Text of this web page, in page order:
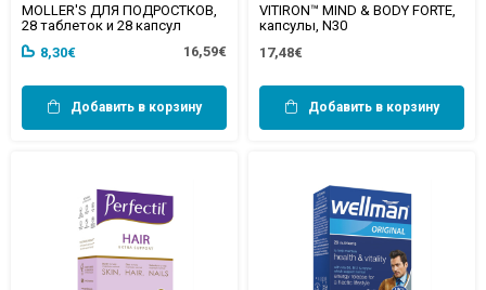
MOLLER'S ДЛЯ ПОДРОСТКОВ,
28 таблеток и 28 капсул
8,30€
16,59€
Добавить в корзину
VITIRON™ MIND & BODY FORTE,
капсулы, N30
17,48€
Добавить в корзину